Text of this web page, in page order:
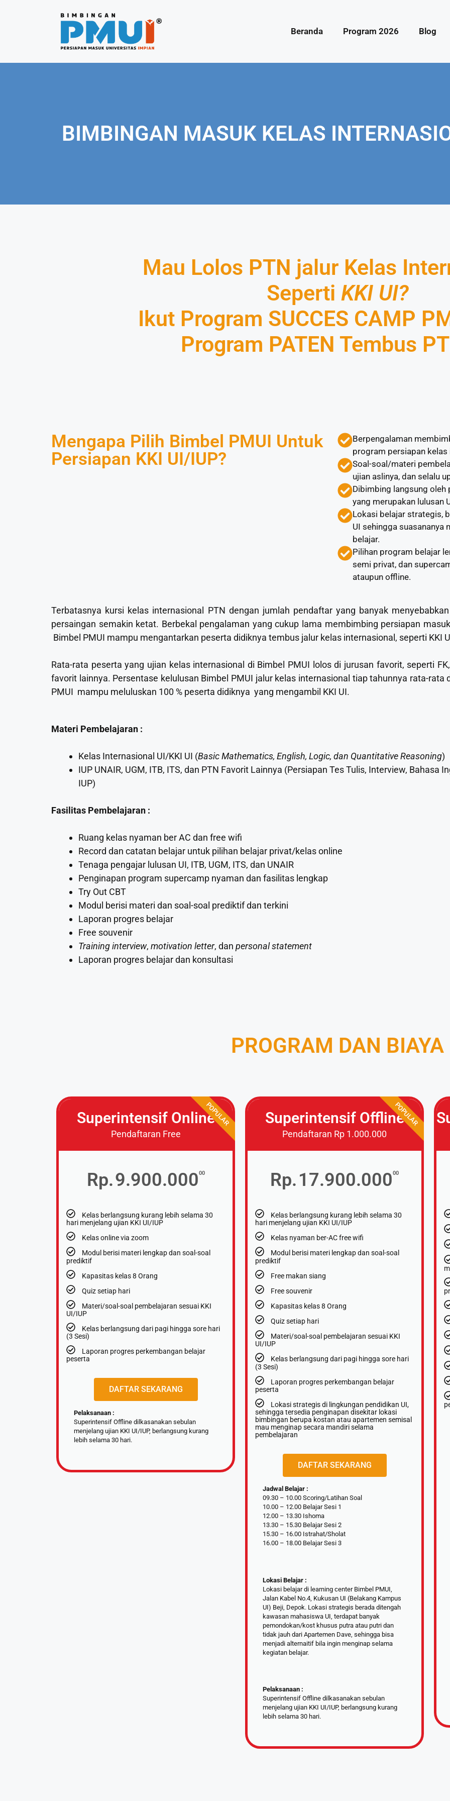
Beranda Program 2026 Blog
BIMBINGAN MASUK KELAS
Mau Lolos PTN jalur Kelas
Seperti KKI UI?
Ikut Program SUCCES CAMP
Program PATEN Tembus
Mengapa Pilih Bimbel PMUI Untuk
Persiapan KKI UI/IUP?
Berpengalaman
program persiapan
Soal-soal/materi
ujian aslinya, dan selalu
Dibimbing langsung oleh
yang merupakan lulusan
Lokasi belajar strategis,
UI sehingga suasananya
belajar.
Pilihan program belajar
semi privat, dan
ataupun offline.
Terbatasnya kursi kelas internasional PTN dengan jumlah pendaftar yang banyak
persaingan semakin ketat. Berbekal pengalaman yang cukup lama membimbing persiapan
Bimbel PMUI mampu mengantarkan peserta didiknya tembus jalur kelas internasional, seperti KKI
Rata-rata peserta yang ujian kelas internasional di Bimbel PMUI lolos di jurusan favorit, seperti
favorit lainnya. Persentase kelulusan Bimbel PMUI jalur kelas internasional tiap tahunnya rata-rata
PMUI mampu meluluskan 100 % peserta didiknya yang mengambil KKI UI.
Materi Pembelajaran :
Kelas Internasional UI/KKI UI (Basic Mathematics, English, Logic, dan Quantitative Reasoning)
IUP UNAIR, UGM, ITB, ITS, dan PTN Favorit Lainnya (Persiapan Tes Tulis, Interview, Bahasa
IUP)
Fasilitas Pembelajaran :
Ruang kelas nyaman ber AC dan free wifi
Record dan catatan belajar untuk pilihan belajar privat/kelas online
Tenaga pengajar lulusan UI, ITB, UGM, ITS, dan UNAIR
Penginapan program supercamp nyaman dan fasilitas lengkap
Try Out CBT
Modul berisi materi dan soal-soal prediktif dan terkini
Laporan progres belajar
Free souvenir
Training interview, motivation letter, dan personal statement
Laporan progres belajar dan konsultasi
PROGRAM DAN BIAYA
Superintensif Online
Pendaftaran Free
Rp.9.900.00000
Kelas berlangsung kurang lebih selama 30
hari menjelang ujian KKI UI/IUP
Kelas online via zoom
Modul berisi materi lengkap dan soal-soal
prediktif
Kapasitas kelas 8 Orang
Quiz setiap hari
Materi/soal-soal pembelajaran sesuai KKI
UI/IUP
Kelas berlangsung dari pagi hingga sore hari
(3 Sesi)
Laporan progres perkembangan belajar
peserta
DAFTAR SEKARANG
Pelaksanaan :
Superintensif Offline dilkasanakan sebulan
menjelang ujian KKI UI/IUP, berlangsung kurang
lebih selama 30 hari.
POPULAR Superintensif Offline
Pendaftaran Rp 1.000.000
Rp.17.900.00000
Kelas berlangsung kurang lebih selama 30
hari menjelang ujian KKI UI/IUP
Kelas nyaman ber-AC free wifi
Modul berisi materi lengkap dan soal-soal
prediktif
Free makan siang
Free souvenir
Kapasitas kelas 8 Orang
Quiz setiap hari
Materi/soal-soal pembelajaran sesuai KKI
UI/IUP
Kelas berlangsung dari pagi hingga sore hari
(3 Sesi)
Laporan progres perkembangan belajar
peserta
Lokasi strategis di lingkungan pendidikan UI,
sehingga tersedia penginapan disekitar lokasi
bimbingan berupa kostan atau apartemen semisal
mau menginap secara mandiri selama
pembelajaran
DAFTAR SEKARANG
Jadwal Belajar :
09.30 – 10.00 Scoring/Latihan Soal
10.00 – 12.00 Belajar Sesi 1
12.00 – 13.30 Ishoma
13.30 – 15.30 Belajar Sesi 2
15.30 – 16.00 Istrahat/Sholat
16.00 – 18.00 Belajar Sesi 3
Lokasi Belajar :
Lokasi belajar di learning center Bimbel PMUI,
Jalan Kabel No.4, Kukusan UI (Belakang Kampus
UI) Beji, Depok. Lokasi strategis berada ditengah
kawasan mahasiswa UI, terdapat banyak
pemondokan/kost khusus putra atau putri dan
tidak jauh dari Apartemen Dave, sehingga bisa
menjadi alternaitif bila ingin menginap selama
kegiatan belajar.
Pelaksanaan :
Superintensif Offline dilkasanakan sebulan
menjelang ujian KKI UI/IUP, berlangsung kurang
lebih selama 30 hari.
POPULAR